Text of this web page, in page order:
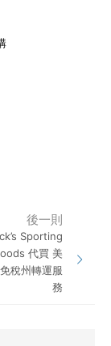
後一則
Sporting
代買 美
稅州轉運服
務